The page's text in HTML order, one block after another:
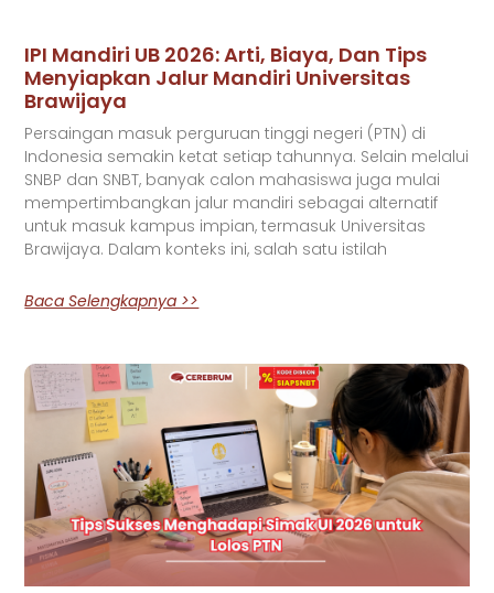
IPI Mandiri UB 2026: Arti, Biaya, Dan Tips
Menyiapkan Jalur Mandiri Universitas
Brawijaya
Persaingan masuk perguruan tinggi negeri (PTN) di
Indonesia semakin ketat setiap tahunnya. Selain melalui
SNBP dan SNBT, banyak calon mahasiswa juga mulai
mempertimbangkan jalur mandiri sebagai alternatif
untuk masuk kampus impian, termasuk Universitas
Brawijaya. Dalam konteks ini, salah satu istilah
Baca Selengkapnya >>